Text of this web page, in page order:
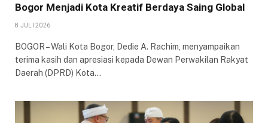
Bogor Menjadi Kota Kreatif Berdaya Saing Global
8 JULI 2026
BOGOR – Wali Kota Bogor, Dedie A. Rachim, menyampaikan
terima kasih dan apresiasi kepada Dewan Perwakilan Rakyat
Daerah (DPRD) Kota…